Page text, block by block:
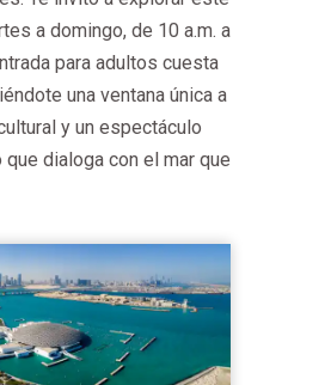
a domingo, de 10 a.m. a
para adultos cuesta
una ventana única a
y un espectáculo
dialoga con el mar que